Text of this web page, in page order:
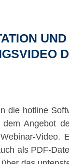
die hotline
dem Angebot
Video.
als PDF-